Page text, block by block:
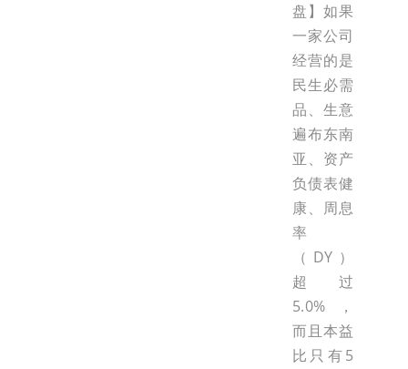
盘】如果
一家公司
经营的是
民生必需
品、生意
遍布东南
亚、资产
负债表健
康、周息
率
（DY）
超过
5.0%，
而且本益
比只有5